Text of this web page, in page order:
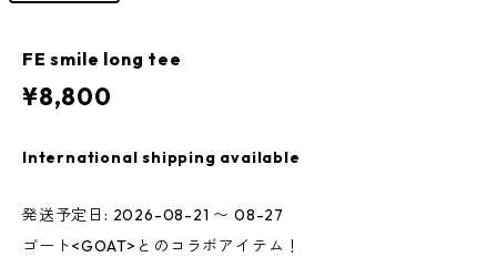
FE smile long tee
¥8,800
International shipping available
発送予定日: 2026-08-21 〜 08-27
ゴート<GOAT>とのコラボアイテム！